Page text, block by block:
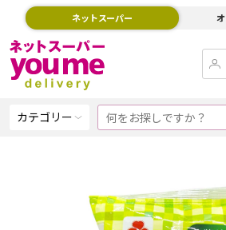
ネットスーパー
カテゴリー